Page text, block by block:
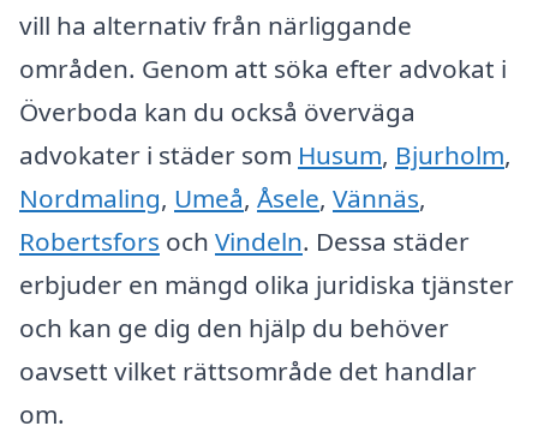
vill ha alternativ från närliggande
områden. Genom att söka efter advokat i
Överboda kan du också överväga
advokater i städer som Husum, Bjurholm,
Nordmaling, Umeå, Åsele, Vännäs,
Robertsfors och Vindeln. Dessa städer
erbjuder en mängd olika juridiska tjänster
och kan ge dig den hjälp du behöver
oavsett vilket rättsområde det handlar
om.